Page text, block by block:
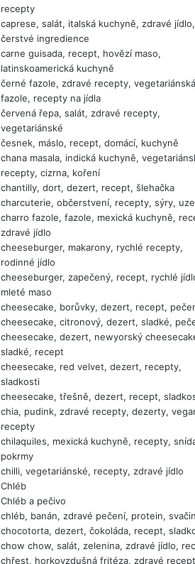
recepty
caprese, salát, italská kuchyně, zdravé jídlo,
čerstvé ingredience
carne guisada, recept, hovězí maso,
latinskoamerická kuchyně
černé fazole, zdravé recepty,
fazole, recepty na jídla
červená řepa, salát, zdravé recepty,
vegetariánské
česnek, máslo, recept, domácí, kuchyně
chana masala, indická kuchyně,
recepty, cizrna, koření
chantilly, dort, dezert, recept, šlehačka
charcuterie, občerstvení, recepty, sýry,
charro fazole, fazole, mexická kuchyně,
zdravé jídlo
cheeseburger, makarony, rychlé recepty,
rodinné jídlo
cheeseburger, zapečený, recept, rychlé
mleté maso
cheesecake, borůvky, dezert, recept,
cheesecake, citronový, dezert, sladké,
cheesecake, dezert, newyorský
sladké, recept
cheesecake, red velvet, dezert, recepty,
sladkosti
cheesecake, třešně, dezert, recept,
chia, pudink, zdravé recepty, dezerty,
recepty
chilaquiles, mexická kuchyně, recepty,
pokrmy
chilli, vegetariánské, recepty, zdravé jídlo
Chléb
Chléb a pečivo
chléb, banán, zdravé pečení, protein,
chocotorta, dezert, čokoláda, recept,
chow chow, salát, zelenina, zdravé jídlo,
chřest, horkovzdušná fritéza, zdravé